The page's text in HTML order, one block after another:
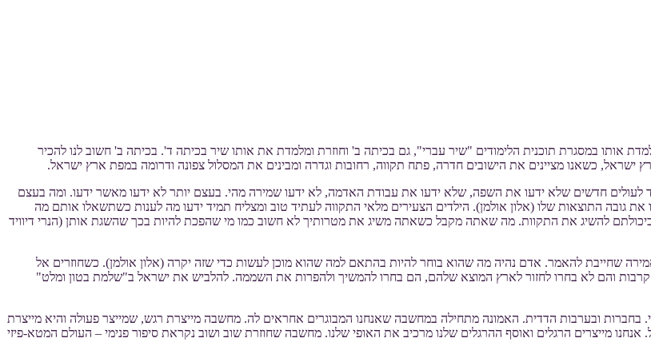
אותו במסגרת תוכנית הלימודים "שיר עברי", גם בכיתה ב' וחוזרת ומלמדת את אותו שיר בכיתה ד'. בכיתה ב' חשוב לנו להכיר
כשאנו מציינים את הישובים חדרה, פתח תקווה, רחובות וגדרה ומבינים את המסלול צפונה ודרומה במפת ארץ ישראל.
חדשים שלא ידעו את השפה, שלא ידעו את עבודת האדמה, לא ידעו שמירה מהי. בעצם יותר לא ידעו מאשר ידעו. ומה בעצם
גובה התוצאות שלו (אלון אולמן). הילדים הצעירים מלאי התקווה לעתיד טוב ומצליח תמיד ידעו מה לענות כשתשאלו אותם מה
להשיג את התקוות. מה שאתה מקבל כשאתה משיג את מטרותיך לא חשוב כמו מי שהפכת להיות בכך שהשגת אותן (הנרי דיוויד
שחייבת להאמר. אדם נהיה מה שהוא בוחר להיות בהתאם למה שהוא מוכן לעשות כדי שזה יקרה (אלון אולמן). כשחוזרים אל
והם לא בחרו לחזור לארץ המוצא שלהם, הם בחרו להמשיך ולהפרות את השממה. להלביש את ישראל ב"שלמת בטון ומלט"
בחברות ובערבות הדדית. האמונה מתחילה במחשבה שאנחנו המבוגרים אחראים לה. מחשבה מייצרת רגש, שמייצר פעולה והיא מייצרת
מייצרים הרגלים ואוסף ההרגלים שלנו מרכיב את האופי שלנו. מחשבה שחוזרת שוב ושוב נקראת סיפור פנימי – העולם המטא-פיזי